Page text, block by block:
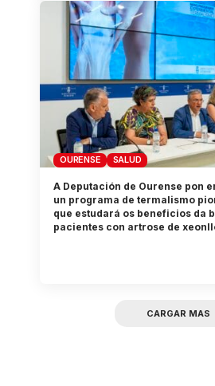
OURENSE SALUD
A Deputación de Ourense pon
un programa de termalismo
que estudará os beneficios da
pacientes con artrose de
CARGAR MAS